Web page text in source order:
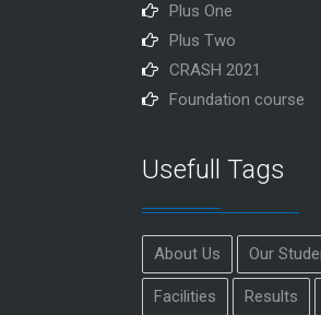
Plus One
Plus Two
CRASH 2021
Foundation course
Usefull Tags
About Us Our
Facilities Results